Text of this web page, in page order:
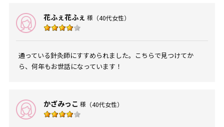
花ふぇ花ふぇ 様 （40代女性）
通っている針灸師にすすめられました。こちらで見つけてか
ら、何年もお世話になっています！
かざみっこ 様 （40代女性）